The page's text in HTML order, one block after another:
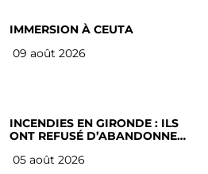
IMMERSION À CEUTA
09 août 2026
INCENDIES EN GIRONDE : ILS
ONT REFUSÉ D’ABANDONNER
05 août 2026